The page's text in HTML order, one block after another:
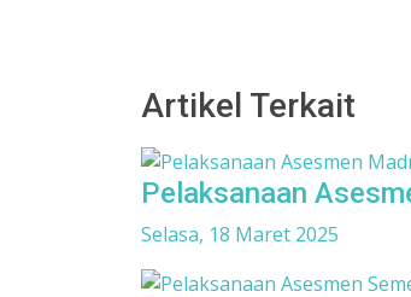
Artikel Terkait
Pelaksanaan
Selasa, 18 Maret 2025